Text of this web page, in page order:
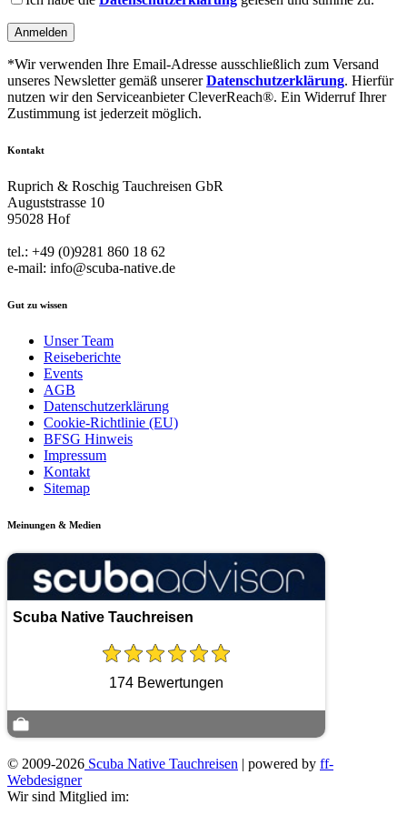
field
*Wir verwenden Ihre Email-Adresse ausschließlich zum Versand
unseres Newsletter gemäß unsererDatenschutzerklärung. Hierfür
nutzen wir den Serviceanbieter CleverReach®. Ein Widerruf Ihrer
Zustimmung ist jederzeit möglich.
Kontakt
Ruprich & Roschig Tauchreisen GbR
Auguststrasse 10
95028 Hof
tel.: +49 (0)9281 860 18 62
e-mail: info@scuba-native.de
Gut zu wissen
Unser Team
Reiseberichte
Events
AGB
Datenschutzerklärung
Cookie-Richtlinie (EU)
BFSG Hinweis
Impressum
Kontakt
Sitemap
Meinungen & Medien
Scuba Native Tauchreisen
174 Bewertungen
© 2009-2026 Scuba Native Tauchreisen | powered by ff-
Webdesigner
Wir sind Mitglied im: